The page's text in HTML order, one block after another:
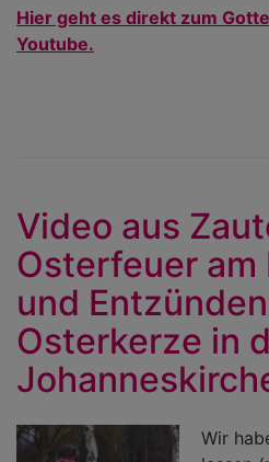
Hier geht es direkt zum
Youtube.
Video aus
Osterfeuer am
und
Osterkerze in
Wir